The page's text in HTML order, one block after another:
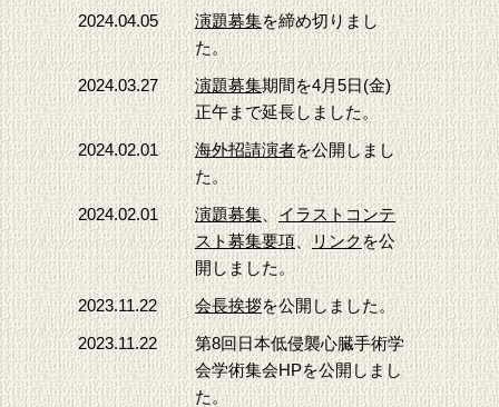
2024.04.05
演題募集を締め切りまし
た。
2024.03.27
演題募集期間を4月5日(金)
正午まで延長しました。
2024.02.01
海外招請演者を公開しまし
た。
2024.02.01
演題募集、イラストコンテ
スト募集要項、リンクを公
開しました。
2023.11.22
会長挨拶を公開しました。
2023.11.22
第8回日本低侵襲心臓手術学
会学術集会HPを公開しまし
た。